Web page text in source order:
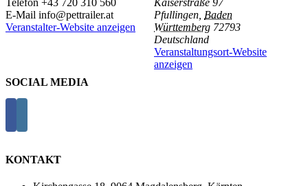
Kaiserstraße 97
Pfullingen, Baden
Württemberg 72793
Deutschland
Veranstaltungsort-Website
anzeigen
Telefon +43 720 310 560
E-Mail info@pettrailer.at
Veranstalter-Website anzeigen
SOCIAL MEDIA
KONTAKT